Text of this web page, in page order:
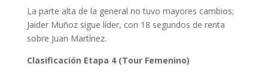
La parte alta de la general no tuvo mayores cambios;
Jaider Muñoz sigue líder, con 18 segundos de renta
sobre Juan Martínez.
Clasificación Etapa 4 (Tour Femenino)